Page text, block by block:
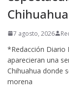
Chihuahua
7 agosto, 2026
*Redacción Diario
aparecieran una
Chihuahua donde
morena